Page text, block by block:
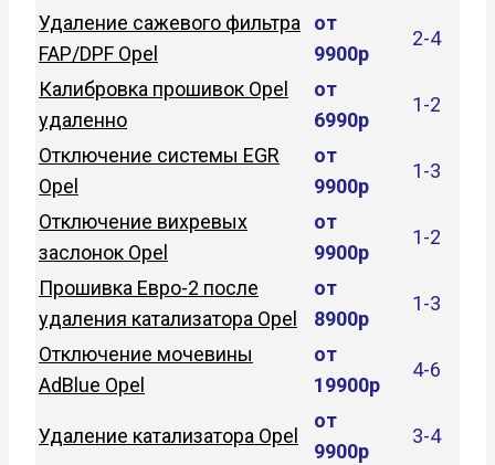
Удаление сажевого фильтра
FAP/DPF Opel
от
9900р
2-4
Калибровка прошивок Opel
удаленно
от
6990р
1-2
Отключение системы EGR
Opel
от
9900р
1-3
Отключение вихревых
заслонок Opel
от
9900р
1-2
Прошивка Евро-2 после
удаления катализатора Opel
от
8900р
1-3
Отключение мочевины
AdBlue Opel
от
19900р
4-6
Удаление катализатора Opel
от
9900р
3-4